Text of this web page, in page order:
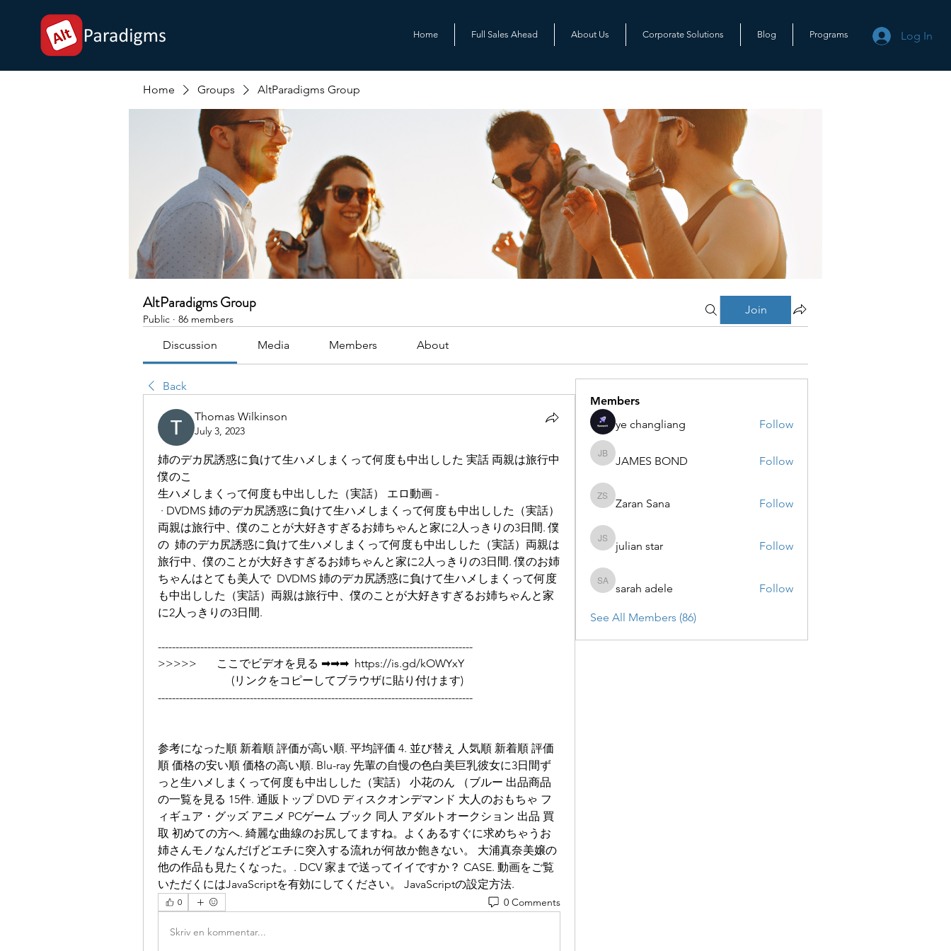
Home Full Sales Ahead About Us Corporate Solutions Blog Programs Log In
Home Groups AltParadigms Group
AltParadigms Group
Public · 86 members
Join
Discussion Media Members About
Back
Thomas Wilkinson
July 3, 2023
姉のデカ尻誘惑に負けて生ハメしまくって何度も中出しした 実話 両親は旅行中
僕のこ
生ハメしまくって何度も中出しした（実話） エロ動画 -
· DVDMS 姉のデカ尻誘惑に負けて生ハメしまくって何度も中出しした（実話）
両親は旅行中、僕のことが大好きすぎるお姉ちゃんと家に2人っきりの3日間. 僕
の  姉のデカ尻誘惑に負けて生ハメしまくって何度も中出しした（実話）両親は
旅行中、僕のことが大好きすぎるお姉ちゃんと家に2人っきりの3日間. 僕のお姉
ちゃんはとても美人で  DVDMS 姉のデカ尻誘惑に負けて生ハメしまくって何度
も中出しした（実話）両親は旅行中、僕のことが大好きすぎるお姉ちゃんと家
に2人っきりの3日間.
-----------------------------------------------------------------------------------------
>>>>>       ここでビデオを見る ➡➡➡  https://is.gd/kOWYxY
                          (リンクをコピーしてブラウザに貼り付けます)
-----------------------------------------------------------------------------------------
参考になった順 新着順 評価が高い順. 平均評価 4. 並び替え 人気順 新着順 評価
順 価格の安い順 価格の高い順. Blu-ray 先輩の自慢の色白美巨乳彼女に3日間ず
っと生ハメしまくって何度も中出しした（実話） 小花のん （ブルー 出品商品
の一覧を見る 15件. 通販トップ DVD ディスクオンデマンド 大人のおもちゃ フ
ィギュア・グッズ アニメ PCゲーム ブック 同人 アダルトオークション 出品 買
取 初めての方へ. 綺麗な曲線のお尻してますね。よくあるすぐに求めちゃうお
姉さんモノなんだげどエチに突入する流れが何故か飽きない。 大浦真奈美嬢の
他の作品も見たくなった。. DCV 家まで送ってイイですか？ CASE. 動画をご覧
いただくにはJavaScriptを有効にしてください。 JavaScriptの設定方法.
0 0 Comments
Skriv en kommentar...
Members
ye changliang
Follow
JAMES BOND
JAMES BOND Follow
Zaran Sana
Zaran Sana Follow
julian star
julian star Follow
sarah adele
sarah adele Follow
See All Members (86)